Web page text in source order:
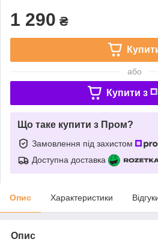
1 290 ₴
або
Купити з
Що таке купити з Пром?
Замовлення під захистом
Доступна доставка
Опис Характеристики
Опис